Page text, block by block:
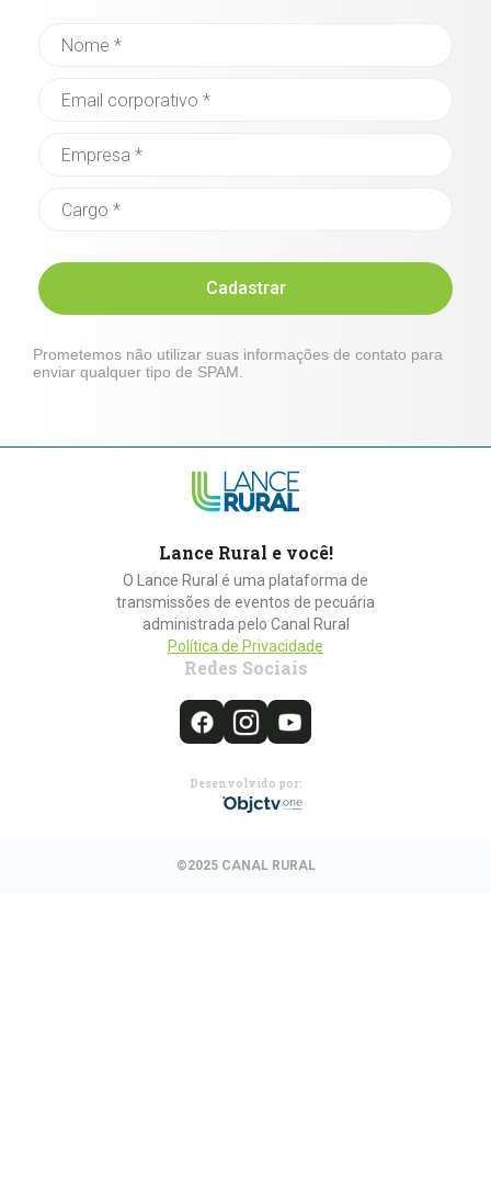
Cadastrar
Prometemos não utilizar suas informações de contato para
enviar qualquer tipo de SPAM.
Lance Rural e você!
O Lance Rural é uma plataforma de
transmissões de eventos de pecuária
administrada pelo Canal Rural
Política de Privacidade
Redes Sociais
Desenvolvido por:
©2025 CANAL RURAL